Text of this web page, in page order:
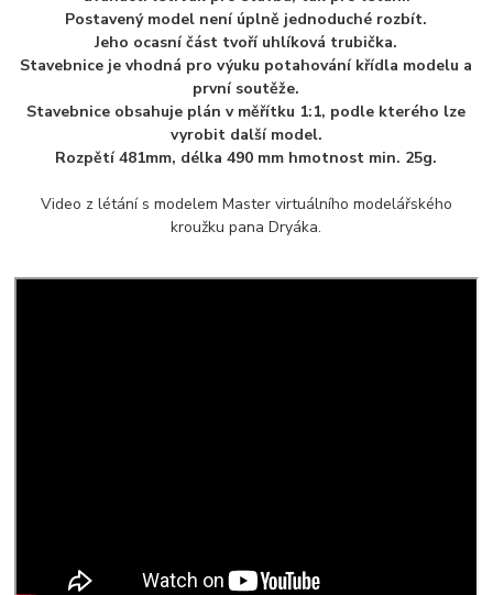
Postavený model není úplně jednoduché rozbít.
Jeho ocasní část tvoří uhlíková trubička.
Stavebnice je vhodná pro výuku potahování křídla modelu a
první soutěže.
Stavebnice obsahuje plán v měřítku 1:1, podle kterého lze
vyrobit další model.
Rozpětí 481mm, délka 490 mm hmotnost min. 25g.
Video z létání s modelem Master virtuálního modelářského
kroužku pana Dryáka.